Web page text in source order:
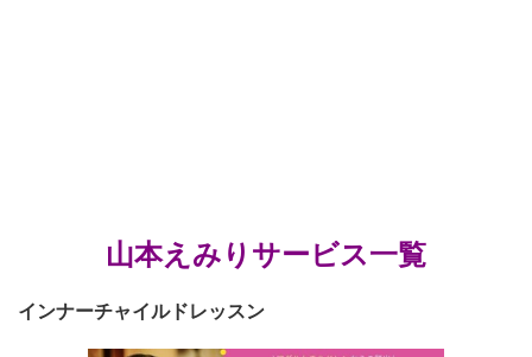
山本えみりサービス一覧
インナーチャイルドレッスン